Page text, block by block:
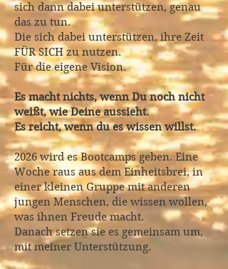
sich dann dabei unterstützen, genau
das zu tun.
Die sich dabei unterstützen, ihre Zeit
FÜR SICH zu nutzen.
Für die eigene Vision.
Es macht nichts, wenn Du noch nicht
weißt, wie Deine aussieht.
Es reicht, wenn du es wissen willst.
2026 wird es Bootcamps geben. Eine
Woche raus aus dem Einheitsbrei, in
einer kleinen Gruppe mit anderen
jungen Menschen, die wissen wollen,
was ihnen Freude macht.
Danach setzen sie es gemeinsam um,
mit meiner Unterstützung.